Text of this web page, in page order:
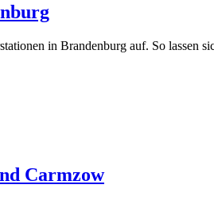
in Brandenburg auf. So lassen
Carmzow